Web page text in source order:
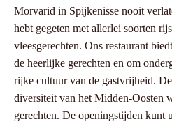
Morvarid in Spijkenisse nooit
hebt gegeten met allerlei soorten
vleesgerechten. Ons restaurant
de heerlijke gerechten en om
rijke cultuur van de gastvrijheid.
diversiteit van het Midden-Oosten
gerechten. De openingstijden kunt